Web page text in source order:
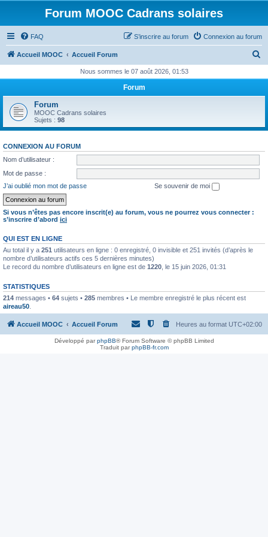
Forum MOOC Cadrans solaires
FAQ Connexion au forum
S’inscrire au forum
Accueil MOOC Accueil Forum
h
r
Nous sommes le 07 août 2026, 01:53
Forum
Forum
MOOC Cadrans solaires
Sujets : 98
CONNEXION AU FORUM
Nom d’utilisateur :
Mot de passe :
J’ai oublié mon mot de passe
Se souvenir de moi
Si vous n’êtes pas encore inscrit(e) au forum, vous ne pourrez vous connecter :
s’inscrire d’abord ici
QUI EST EN LIGNE
Au total il y a 251 utilisateurs en ligne : 0 enregistré, 0 invisible et 251 invités (d’après le
nombre d’utilisateurs actifs ces 5 dernières minutes)
Le record du nombre d’utilisateurs en ligne est de 1220 , le 15 juin 2026, 01:31
STATISTIQUES
214 messages • 64 sujets • 285 membres • Le membre enregistré le plus récent est
aireau50
Accueil MOOC Accueil Forum Heures au format UTC+02:00
Développé parphpBB® Forum Software © phpBB Limited
Traduit parphpBB-fr.com